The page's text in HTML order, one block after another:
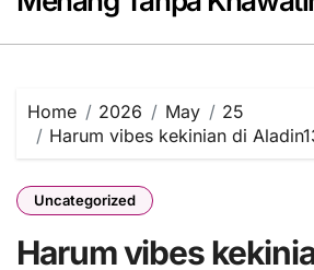
Home 2026 May
25
Harum vibes kekinian di
Uncategorized
Harum vibes